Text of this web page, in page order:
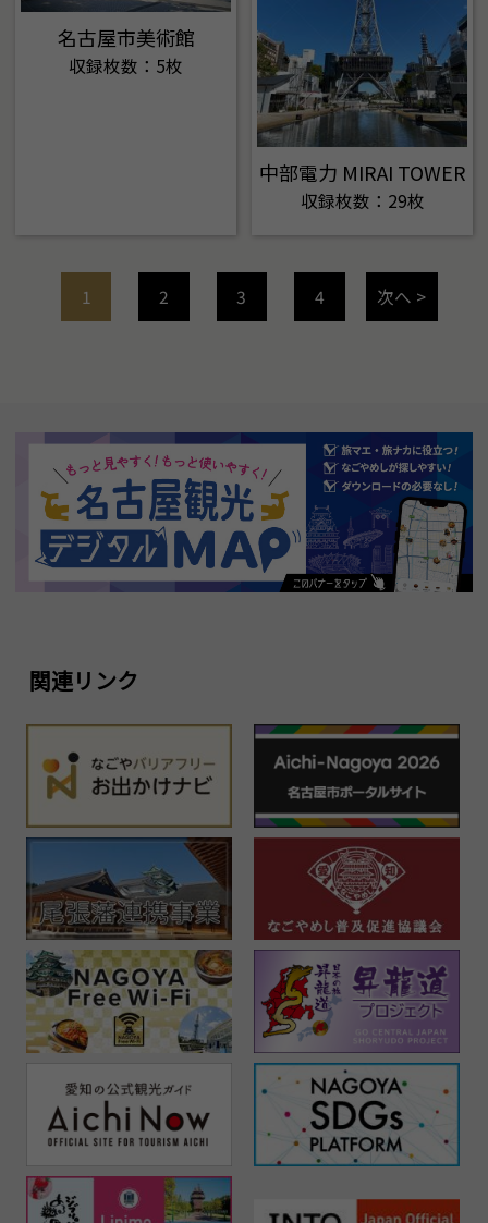
名古屋市美術館
収録枚数：5枚
中部電力 MIRAI TOWER
収録枚数：29枚
1 2 3 4 次へ >
関連リンク